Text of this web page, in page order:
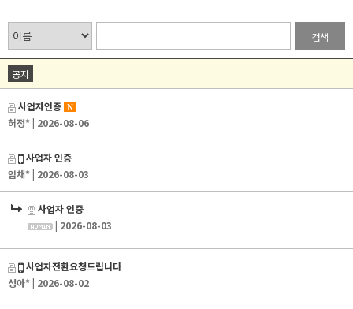
검색
공지
사업자인증 N
허정*| 2026-08-06
사업자 인증
임채*| 2026-08-03
사업자 인증
| 2026-08-03
사업자전환요청드립니다
성아*| 2026-08-02